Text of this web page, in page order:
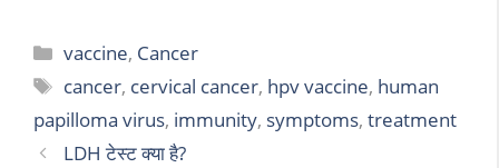
vaccine, Cancer
cancer, cervical cancer, hpv vaccine, human
papilloma virus, immunity, symptoms, treatment
LDH टेस्ट क्या है?